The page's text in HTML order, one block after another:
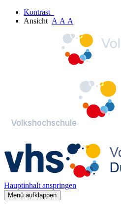
Kontrast
Ansicht A A A
Hauptinhalt anspringen
Menü aufklappen